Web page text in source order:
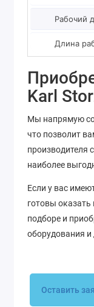
Рабочий
Длина
Karl
Мы напрямую
что позволит
производителя
наиболее
Если у вас
готовы
подборе и
оборудования и
Оставить